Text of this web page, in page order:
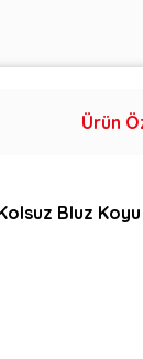
Ürün
Bluz